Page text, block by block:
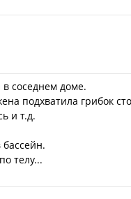
соседнем доме.
подхватила грибок
и т.д.
бассейн.
телу...